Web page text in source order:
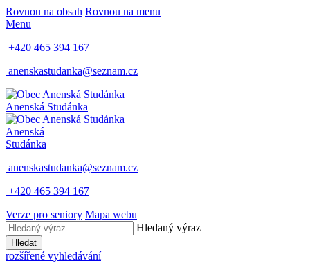
Rovnou na obsah Rovnou na menu
Menu
+420 465 394 167
anenskastudanka@seznam.cz
Anenská Studánka
Anenská
Studánka
anenskastudanka@seznam.cz
+420 465 394 167
Verze pro seniory Mapa webu
Hledaný výraz
Hledat
rozšířené vyhledávání